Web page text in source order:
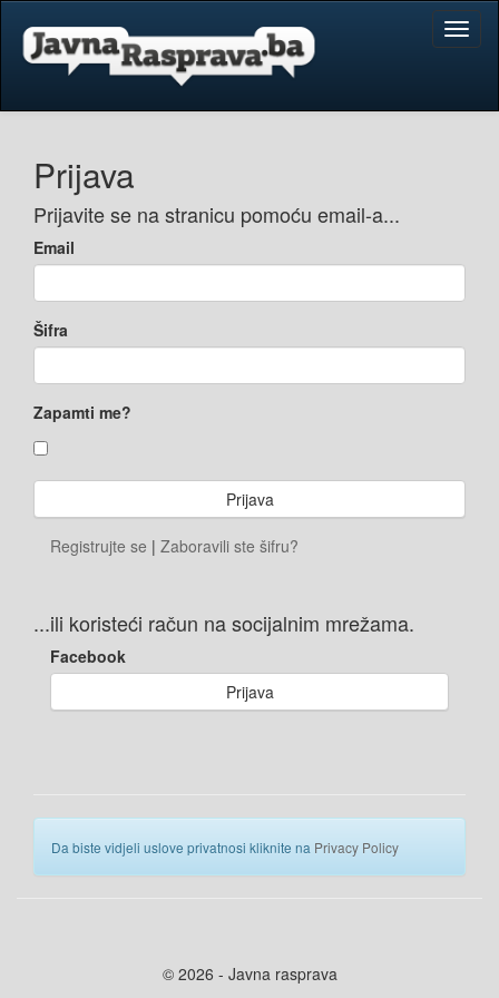
Prijava
Prijavite se na stranicu pomoću email-a...
Email
Šifra
Zapamti me?
Registrujte se | Zaboravili ste šifru?
...ili koristeći račun na socijalnim mrežama.
Facebook
Prijava
Da biste vidjeli uslove privatnosi kliknite na Privacy Policy
© 2026 - Javna rasprava